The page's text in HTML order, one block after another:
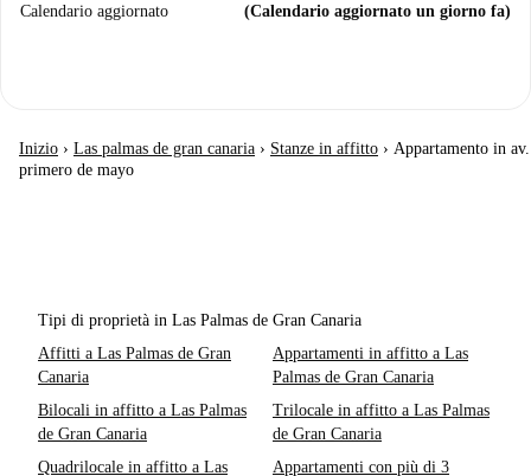
Calendario aggiornato (Calendario aggiornato un giorno fa)
Inizio › Las palmas de gran canaria › Stanze in affitto › Appartamento in av.
primero de mayo
Tipi di proprietà in Las Palmas de Gran Canaria
Affitti a Las Palmas de Gran
Canaria
Appartamenti in affitto a Las
Palmas de Gran Canaria
Bilocali in affitto a Las Palmas
de Gran Canaria
Trilocale in affitto a Las Palmas
de Gran Canaria
Quadrilocale in affitto a Las
Appartamenti con più di 3